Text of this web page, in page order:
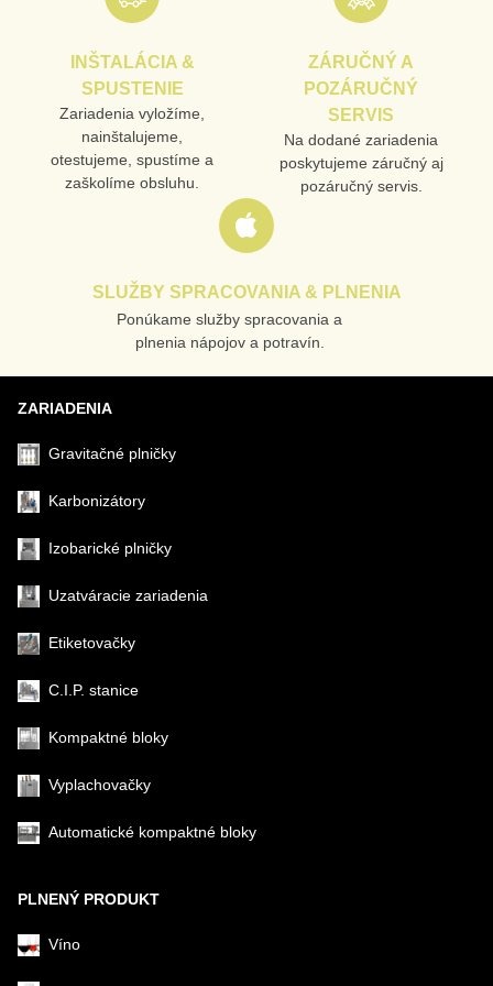
VAŠA OTÁZKA K PRODUKTU
INŠTALÁCIA &
SPUSTENIE
Zariadenia vyložíme,
nainštalujeme,
otestujeme, spustíme a
zaškolíme obsluhu.
ZÁRUČNÝ A
POZÁRUČNÝ
SERVIS
Na dodané zariadenia
poskytujeme záručný aj
pozáručný servis.
SLUŽBY SPRACOVANIA & PLNENIA
Ponúkame služby spracovania a
plnenia nápojov a potravín.
ZARIADENIA
Gravitačné plničky
Karbonizátory
Izobarické plničky
Uzatváracie zariadenia
Etiketovačky
C.I.P. stanice
Kompaktné bloky
Vyplachovačky
Automatické kompaktné bloky
PLNENÝ PRODUKT
Víno